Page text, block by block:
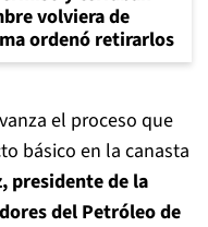
volviera de
ordenó retirarlos
el proceso que
básico en la canasta
presidente de la
del Petróleo de